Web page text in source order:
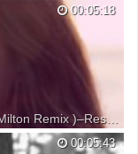
00:05:18
Seven24 & S A T, Feat Angel Falls ( Bryan Milton Remix )–Rescue Me
00:05:43